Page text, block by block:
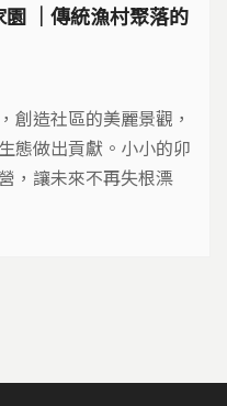
園 ｜傳統漁村聚落的
創造社區的美麗景觀，
態做出貢獻。小小的卯
，讓未來不再失根漂
。